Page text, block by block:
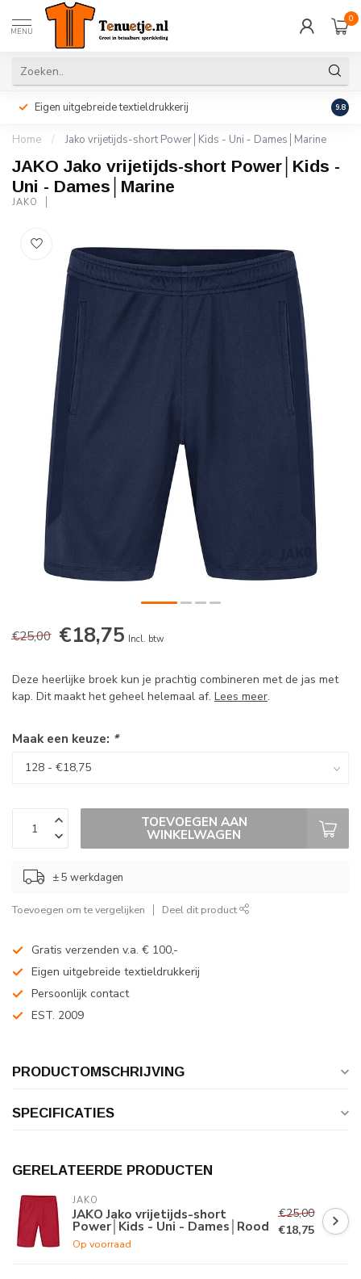
MENU
0
Eigen uitgebreide textieldrukkerij 9.8
Home / Jako vrijetijds-short Power│Kids - Uni - Dames│Marine
JAKO Jako vrijetijds-short Power│Kids -
Uni - Dames│Marine
JAKO
€25,00 €18,75 Incl. btw
Deze heerlijke broek kun je prachtig combineren met de jas met
kap. Dit maakt het geheel helemaal af. Lees meer.
Maak een keuze: *
TOEVOEGEN AAN
WINKELWAGEN
± 5 werkdagen
Toevoegen om te vergelijken Deel dit product
Gratis verzenden v.a. € 100,-
Eigen uitgebreide textieldrukkerij
Persoonlijk contact
EST. 2009
PRODUCTOMSCHRIJVING
SPECIFICATIES
GERELATEERDE PRODUCTEN
JAKO
JAKO Jako vrijetijds-short
Power│Kids - Uni - Dames│Rood
Op voorraad
€25,00
€18,75